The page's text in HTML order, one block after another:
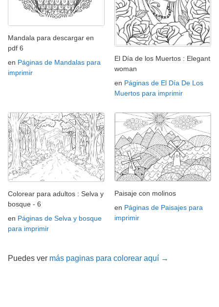
Mandala para descargar en
pdf 6
en Páginas de Mandalas para
imprimir
El Día de los Muertos : Elegant
woman
en Páginas de El Día De Los
Muertos para imprimir
Colorear para adultos : Selva y
bosque - 6
en Páginas de Selva y bosque
para imprimir
Paisaje con molinos
en Páginas de Paisajes para
imprimir
Puedes ver más paginas para colorear aquí →